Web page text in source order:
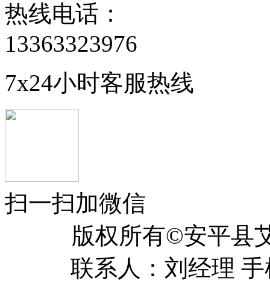
热线电话：
13363323976
7x24小时客服热线
扫一扫加微信
版权所有©安平
联系人：刘经理 手